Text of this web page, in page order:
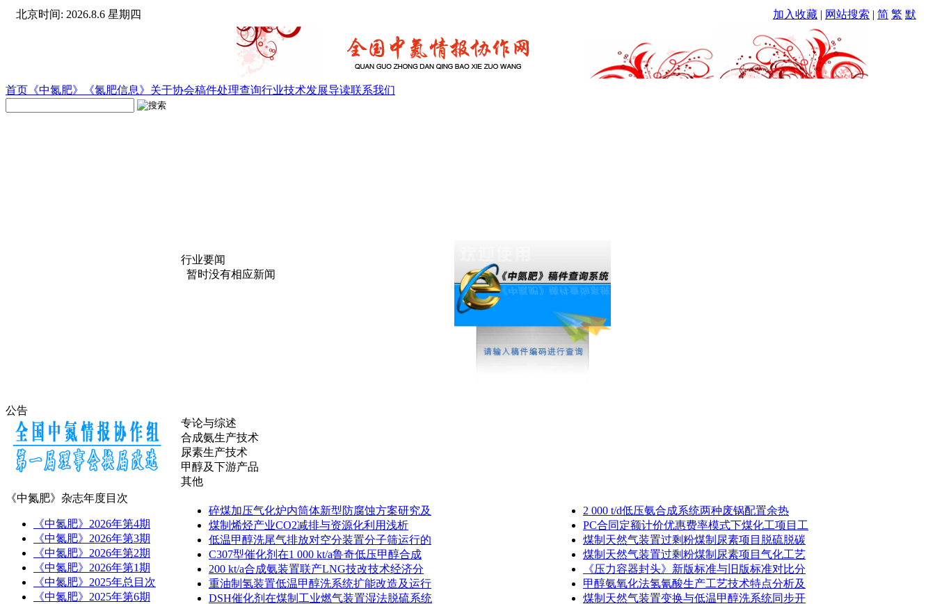
北京时间: 2026.8.6 星期四 加入收藏 | 网站搜索 | 简 繁 默
首页 《中氮肥》 《氮肥信息》 关于协会稿件处理查询行业技术发展导读联系我们
行业要闻
暂时没有相应新闻
公告
《中氮肥》杂志年度目次
《中氮肥》2026年第4期
《中氮肥》2026年第3期
《中氮肥》2026年第2期
《中氮肥》2026年第1期
《中氮肥》2025年总目次
《中氮肥》2025年第6期
专论与综述
合成氨生产技术
尿素生产技术
甲醇及下游产品
其他
碎煤加压气化炉内筒体新型防腐蚀方案研究及
煤制烯烃产业CO2减排与资源化利用浅析
低温甲醇洗尾气排放对空分装置分子筛运行的
C307型催化剂在1 000 kt/a鲁奇低压甲醇合成
200 kt/a合成氨装置联产LNG技改技术经济分
重油制氢装置低温甲醇洗系统扩能改造及运行
DSH催化剂在煤制工业燃气装置湿法脱硫系统
2 000 t/d低压氨合成系统两种废锅配置余热
PC合同定额计价优惠费率模式下煤化工项目工
煤制天然气装置过剩粉煤制尿素项目脱硫脱碳
煤制天然气装置过剩粉煤制尿素项目气化工艺
《压力容器封头》新版标准与旧版标准对比分
甲醇氨氧化法氢氰酸生产工艺技术特点分析及
煤制天然气装置变换与低温甲醇洗系统同步开